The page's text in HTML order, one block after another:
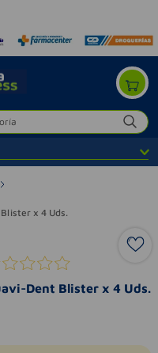
x 4 Uds.
Dent Blister x 4 Uds.